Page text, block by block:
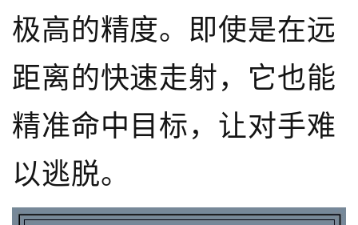
极高的精度。即使是在远
距离的快速走射，它也能
精准命中目标，让对手难
以逃脱。